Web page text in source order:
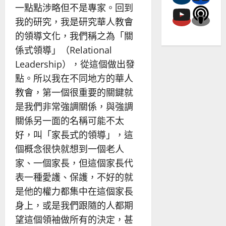
一點點涉略但不是專家。回到
我的研究，我是研究華人教會
的領導文化，我們稱之為「關
係式領導」（Relational
Leadership），從這個做出發
點。所以我在不同地方的華人
教會，第一個很重要的關鍵就
是我們非常強調關係，與強調
關係另一面的名稱可能不太
好，叫「家長式的領導」，這
個概念很快就想到一個老人
家、一個家長，但這個家長代
表一種愛護、保護，不好的就
是他的權力都集中在這個家長
身上，或是我們跟隨的人都期
望這個領袖做所有的決定，甚